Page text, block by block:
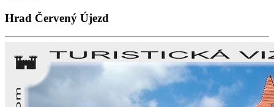
Hrad Červený Újezd